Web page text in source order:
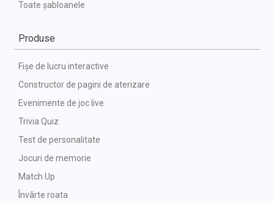
Toate șabloanele
Produse
Fișe de lucru interactive
Constructor de pagini de aterizare
Evenimente de joc live
Trivia Quiz
Test de personalitate
Jocuri de memorie
Match Up
Învârte roata